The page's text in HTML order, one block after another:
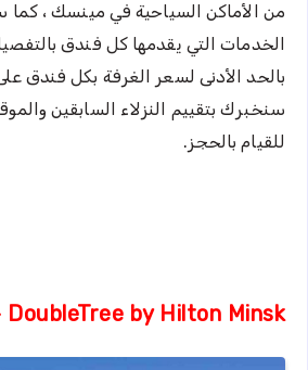
من الأماكن السياحية في مينسك ،
الخدمات التي يقدمها كل فندق
بالحد الأدنى لسعر الغرفة بكل فندق
سنخبرك بتقييم النزلاء السابقين
للقيام بالحجز.
DoubleTree by Hilton Minsk – فندق 5 نجوم